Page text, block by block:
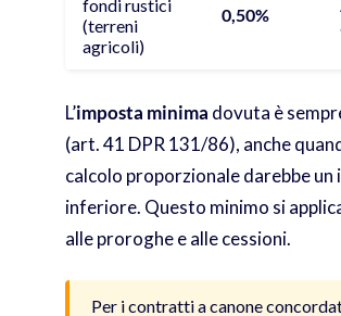
fondi rustici
(terreni
agricoli)
0,50%
L’imposta minima dovuta è
(art. 41 DPR 131/86), anche
calcolo proporzionale darebbe
inferiore. Questo minimo si
alle proroghe e alle cessioni.
Per i contratti a canone